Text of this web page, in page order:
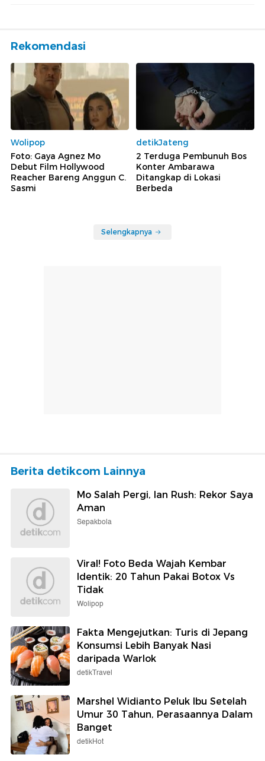
Rekomendasi
Wolipop
Foto: Gaya Agnez Mo
Debut Film Hollywood
Reacher Bareng Anggun C.
Sasmi
detikJateng
2 Terduga Pembunuh Bos
Konter Ambarawa
Ditangkap di Lokasi
Berbeda
Selengkapnya
Berita detikcom Lainnya
Mo Salah Pergi, Ian Rush: Rekor Saya
Aman
Sepakbola
Viral! Foto Beda Wajah Kembar
Identik: 20 Tahun Pakai Botox Vs
Tidak
Wolipop
Fakta Mengejutkan: Turis di Jepang
Konsumsi Lebih Banyak Nasi
daripada Warlok
detikTravel
Marshel Widianto Peluk Ibu Setelah
Umur 30 Tahun, Perasaannya Dalam
Banget
detikHot